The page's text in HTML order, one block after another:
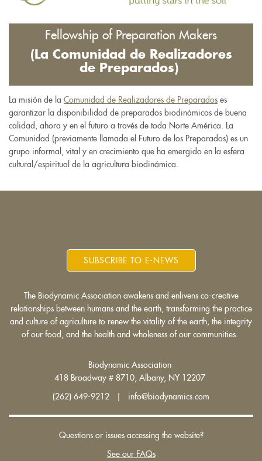
Fellowship of Preparation Makers
(La Comunidad de Realizadores
de Preparados)
La misión de la Comunidad de Realizadores de Preparados es
garantizar la disponibilidad de preparados biodinámicos de buena
calidad, ahora y en el futuro a través de toda Norte América. La
Comunidad (previamente llamada el Futuro de los Preparados) es un
grupo informal, vital y en crecimiento que ha emergido en la esfera
cultural/espiritual de la agricultura biodinámica.
SUBSCRIBE TO E-NEWS
The Biodynamic Association awakens and enlivens co-creative
relationships between humans and the earth, transforming the practice
and culture of agriculture to renew the vitality of the earth, the integrity
of our food, and the health and wholeness of our communities.
Biodynamic Association
418 Broadway # 8710, Albany, NY 12207
(262) 649-9212 | info@biodynamics.com
Questions or issues accessing the website?
See our FAQs